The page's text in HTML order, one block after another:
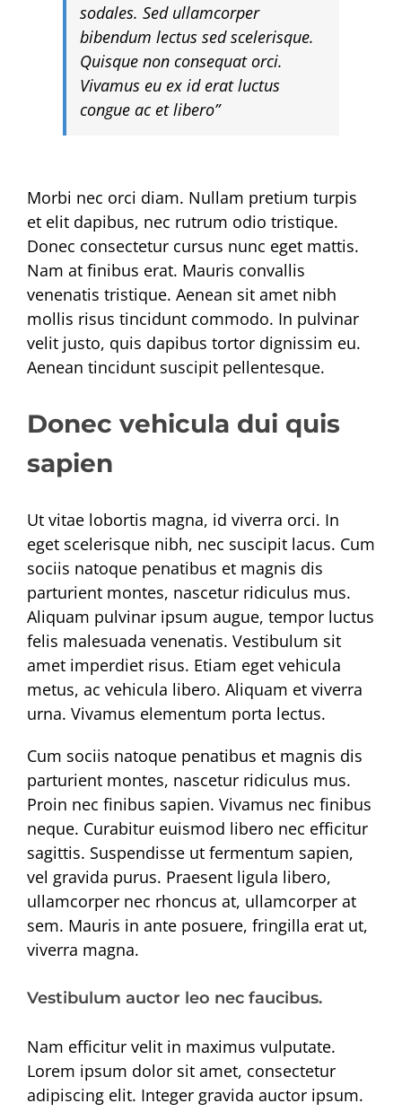
sodales. Sed ullamcorper
bibendum lectus sed scelerisque.
Quisque non consequat orci.
Vivamus eu ex id erat luctus
congue ac et libero”
Morbi nec orci diam. Nullam pretium turpis
et elit dapibus, nec rutrum odio tristique.
Donec consectetur cursus nunc eget mattis.
Nam at finibus erat. Mauris convallis
venenatis tristique. Aenean sit amet nibh
mollis risus tincidunt commodo. In pulvinar
velit justo, quis dapibus tortor dignissim eu.
Aenean tincidunt suscipit pellentesque.
Donec vehicula dui quis
sapien
Ut vitae lobortis magna, id viverra orci. In
eget scelerisque nibh, nec suscipit lacus. Cum
sociis natoque penatibus et magnis dis
parturient montes, nascetur ridiculus mus.
Aliquam pulvinar ipsum augue, tempor luctus
felis malesuada venenatis. Vestibulum sit
amet imperdiet risus. Etiam eget vehicula
metus, ac vehicula libero. Aliquam et viverra
urna. Vivamus elementum porta lectus.
Cum sociis natoque penatibus et magnis dis
parturient montes, nascetur ridiculus mus.
Proin nec finibus sapien. Vivamus nec finibus
neque. Curabitur euismod libero nec efficitur
sagittis. Suspendisse ut fermentum sapien,
vel gravida purus. Praesent ligula libero,
ullamcorper nec rhoncus at, ullamcorper at
sem. Mauris in ante posuere, fringilla erat ut,
viverra magna.
Vestibulum auctor leo nec faucibus.
Nam efficitur velit in maximus vulputate.
Lorem ipsum dolor sit amet, consectetur
adipiscing elit. Integer gravida auctor ipsum.